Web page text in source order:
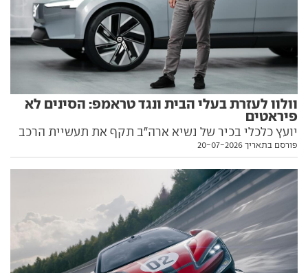
וולוו לעזרת בעלי הבית ונגד טראמפ: הסינים לא
פיראטים
יועץ כלכלי בכיר של נשיא ארה"ב תקף את תעשיית הרכב
הסינית, הגדיר אותה מתחרה לא הוגנת והזהיר את אירופה
הבית של המותג השוודי
פורסם בתאריך 20-07-2026